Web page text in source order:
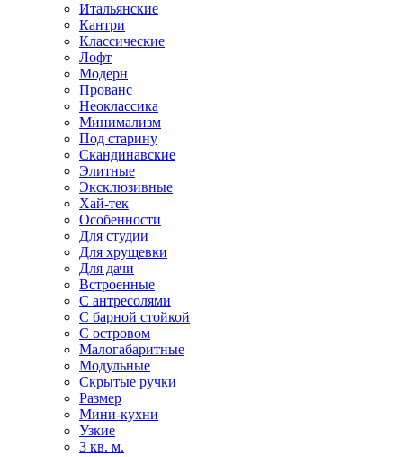
Итальянские
Кантри
Классические
Лофт
Модерн
Прованс
Неоклассика
Минимализм
Под старину
Скандинавские
Элитные
Эксклюзивные
Хай-тек
Особенности
Для студии
Для хрущевки
Для дачи
Встроенные
С антресолями
С барной стойкой
С островом
Малогабаритные
Модульные
Скрытые ручки
Размер
Мини-кухни
Узкие
3 кв. м.